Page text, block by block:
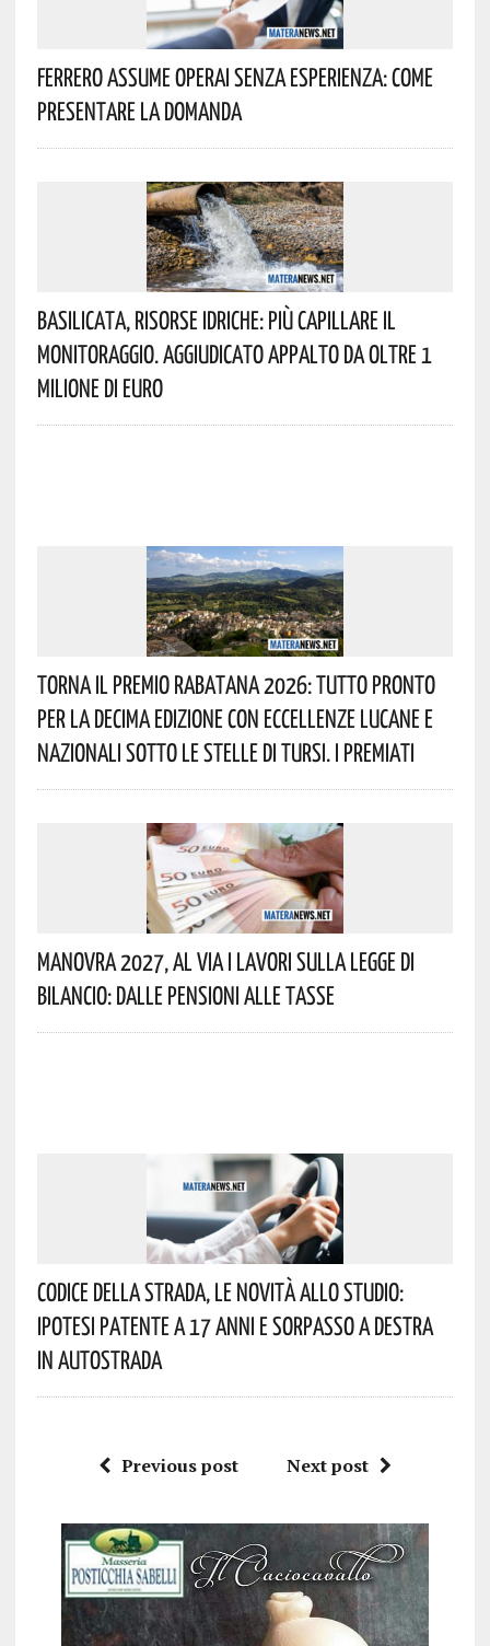
Ferrero Assume Operai Senza Esperienza: Come
Presentare La Domanda
Basilicata, Risorse Idriche: Più Capillare Il
Monitoraggio. Aggiudicato Appalto Da Oltre 1
Milione Di Euro
Torna Il Premio Rabatana 2026: Tutto Pronto
Per La Decima Edizione Con Eccellenze Lucane E
Nazionali Sotto Le Stelle Di Tursi. I Premiati
Manovra 2027, Al Via I Lavori Sulla Legge Di
Bilancio: Dalle Pensioni Alle Tasse
Codice Della Strada, Le Novità Allo Studio:
Ipotesi Patente A 17 Anni E Sorpasso A Destra
In Autostrada
Previous post Next post